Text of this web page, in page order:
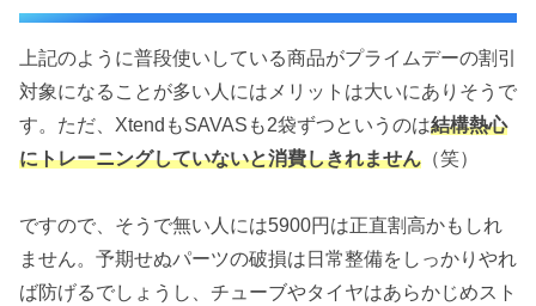
上記のように普段使いしている商品がプライムデーの割引
対象になることが多い人にはメリットは大いにありそうで
す。ただ、XtendもSAVASも2袋ずつというのは結構熱心
にトレーニングしていないと消費しきれません （笑）
ですので、そうで無い人には5900円は正直割高かもしれ
ません。予期せぬパーツの破損は日常整備をしっかりやれ
ば防げるでしょうし、チューブやタイヤはあらかじめスト